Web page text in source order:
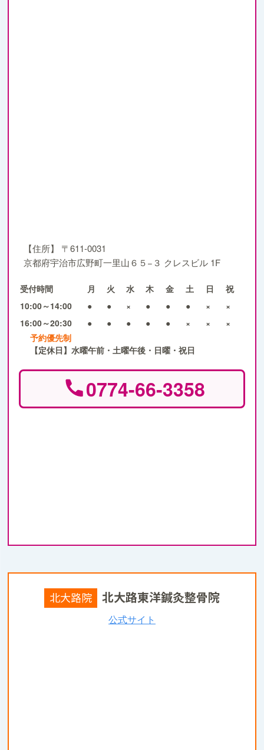
【住所】
〒611-0031
京都府宇治市広野町一里山６５−３ クレスビル 1F
受付時間 月 火 水 木 金 土 日
祝
10:00～14:00
● ● × ● ● ● ×
×
16:00～20:30
● ● ● ● ● × ×
×
予約優先制
【定休日】水曜午前・土曜午後・日曜・祝日
0774-66-3358
北大路院 北大路東洋鍼灸整骨院
公式サイト